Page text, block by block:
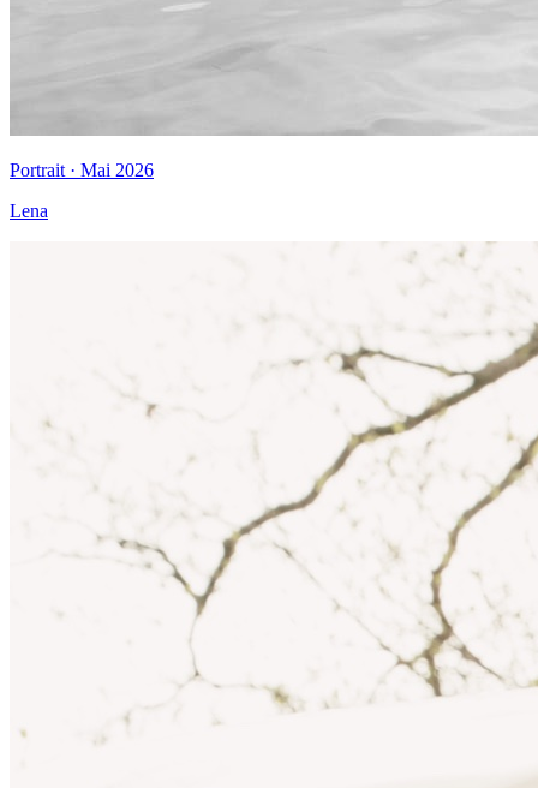
Portrait · Mai 2026
Lena